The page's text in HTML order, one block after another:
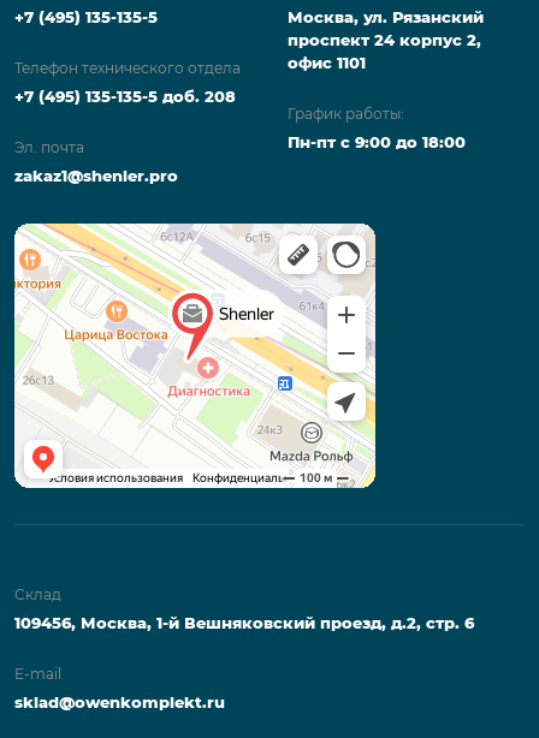
+7 (495) 135-135-5
Телефон технического отдела
+7 (495) 135-135-5 доб. 208
Эл. почта
zakaz1@shenler.pro
Москва, ул. Рязанский
проспект 24 корпус 2,
офис 1101
График работы:
Пн-пт с 9:00 до 18:00
Склад
109456, Москва, 1-й Вешняковский проезд, д.2, стр. 6
E-mail
sklad@owenkomplekt.ru